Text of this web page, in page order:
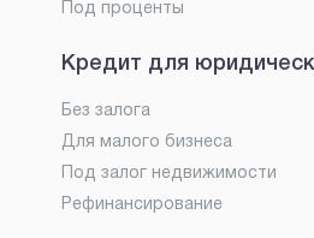
Под проценты
Кредит для
Без залога
Для малого бизнеса
Под залог недвижимости
Рефинансирование